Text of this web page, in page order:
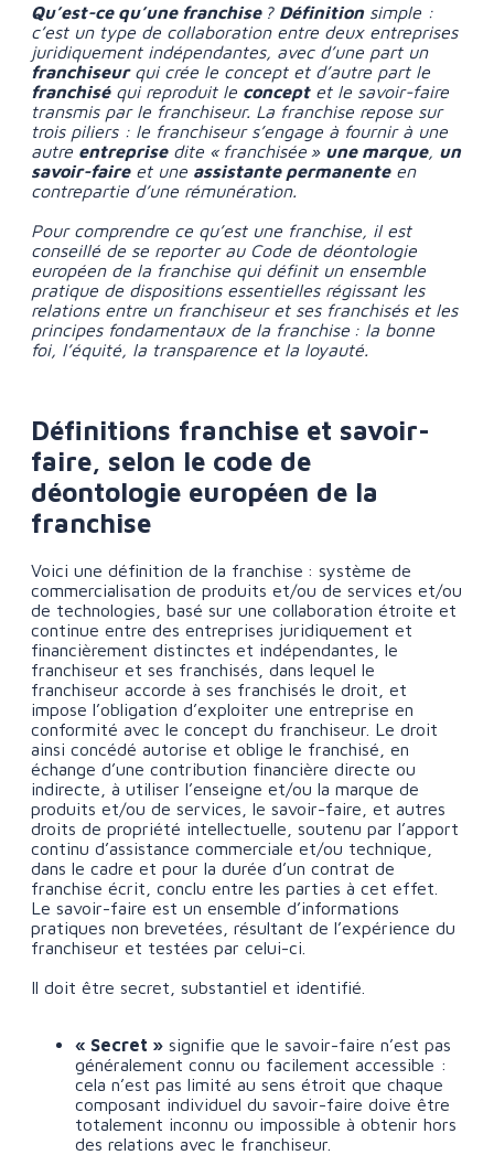
Qu’est-ce qu’une franchise? Définition simple :
c’est un type de collaboration entre deux entreprises
juridiquement indépendantes, avec d’une part un
franchiseurqui crée le concept et d’autre part le
franchiséqui reproduit le conceptet le savoir-faire
transmis par le franchiseur. La franchise repose sur
trois piliers : le franchiseur s’engage à fournir à une
autre entreprisedite « franchisée » une marque, un
savoir-faireet une assistante permanenteen
contrepartie d’une rémunération.
Pour comprendre ce qu’est une franchise, il est
conseillé de se reporter au Code de déontologie
européen de la franchise qui définit un ensemble
pratique de dispositions essentielles régissant les
relations entre un franchiseur et ses franchisés et les
principes fondamentaux de la franchise : la bonne
foi, l’équité, la transparence et la loyauté.
Définitions franchise et savoir-
faire, selon le code de
déontologie européen de la
franchise
Voici une définition de la franchise : système de
commercialisation de produits et/ou de services et/ou
de technologies, basé sur une collaboration étroite et
continue entre des entreprises juridiquement et
financièrement distinctes et indépendantes, le
franchiseur et ses franchisés, dans lequel le
franchiseur accorde à ses franchisés le droit, et
impose l’obligation d’exploiter une entreprise en
conformité avec le concept du franchiseur. Le droit
ainsi concédé autorise et oblige le franchisé, en
échange d’une contribution financière directe ou
indirecte, à utiliser l’enseigne et/ou la marque de
produits et/ou de services, le savoir-faire, et autres
droits de propriété intellectuelle, soutenu par l’apport
continu d’assistance commerciale et/ou technique,
dans le cadre et pour la durée d’un contrat de
franchise écrit, conclu entre les parties à cet effet.
Le savoir-faire est un ensemble d’informations
pratiques non brevetées, résultant de l’expérience du
franchiseur et testées par celui-ci.
Il doit être secret, substantiel et identifié.
« Secret » signifie que le savoir-faire n’est pas
généralement connu ou facilement accessible :
cela n’est pas limité au sens étroit que chaque
composant individuel du savoir-faire doive être
totalement inconnu ou impossible à obtenir hors
des relations avec le franchiseur.